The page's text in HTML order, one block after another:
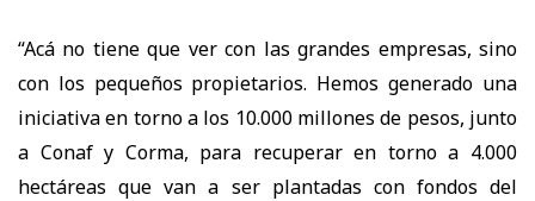
“Acá no tiene que ver con las grandes empresas, sino
con los pequeños propietarios. Hemos generado una
iniciativa en torno a los 10.000 millones de pesos, junto
a Conaf y Corma, para recuperar en torno a 4.000
hectáreas que van a ser plantadas con fondos del